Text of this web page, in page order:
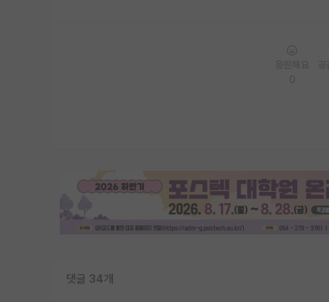
댓글 34개